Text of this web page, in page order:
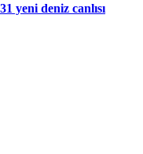
yeni deniz canlısı